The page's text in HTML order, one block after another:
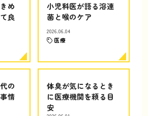
め
良
小児科医が語る溶連
菌と喉のケア
2026.06.04
医療
の
情
体臭が気になるとき
に医療機関を頼る目
安